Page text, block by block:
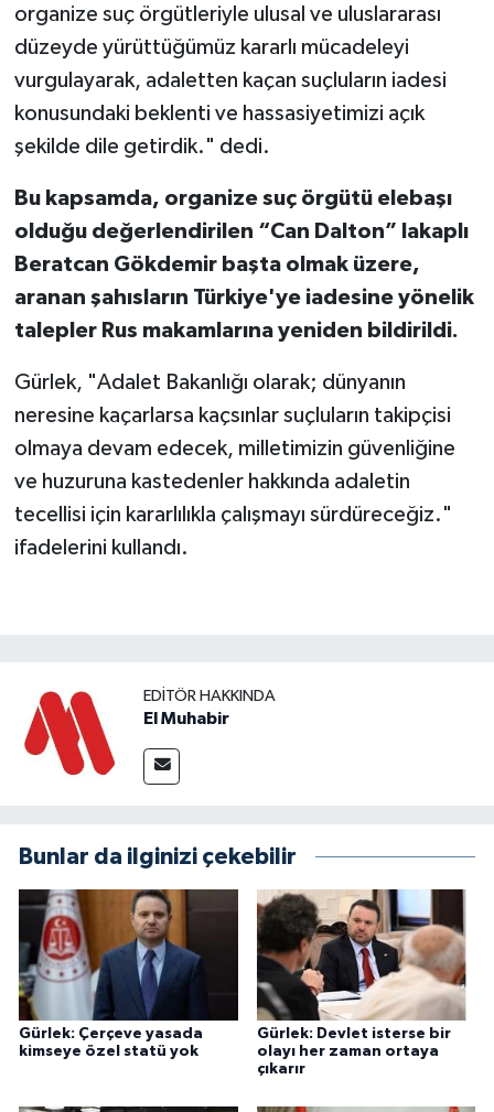
organize suç örgütleriyle ulusal ve uluslararası
düzeyde yürüttüğümüz kararlı mücadeleyi
vurgulayarak, adaletten kaçan suçluların iadesi
konusundaki beklenti ve hassasiyetimizi açık
şekilde dile getirdik." dedi.
Bu kapsamda, organize suç örgütü elebaşı
olduğu değerlendirilen “Can Dalton” lakaplı
Beratcan Gökdemir başta olmak üzere,
aranan şahısların Türkiye'ye iadesine yönelik
talepler Rus makamlarına yeniden bildirildi.
Gürlek, "Adalet Bakanlığı olarak; dünyanın
neresine kaçarlarsa kaçsınlar suçluların takipçisi
olmaya devam edecek, milletimizin güvenliğine
ve huzuruna kastedenler hakkında adaletin
tecellisi için kararlılıkla çalışmayı sürdüreceğiz."
ifadelerini kullandı.
EDITÖR HAKKINDA
El Muhabir
Bunlar da ilginizi çekebilir
Gürlek: Çerçeve yasada
kimseye özel statü yok
Gürlek: Devlet isterse bir
olayı her zaman ortaya
çıkarır